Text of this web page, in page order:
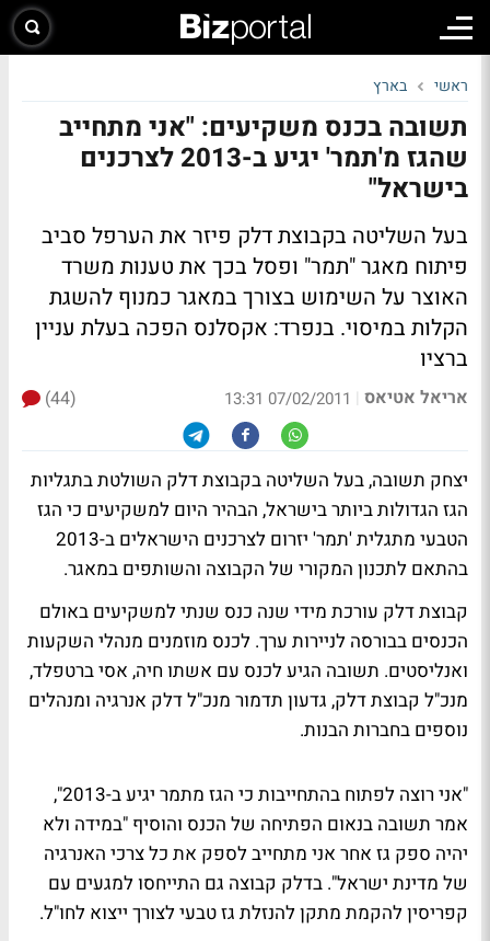
ראשי בארץ
תשובה בכנס משקיעים: "אני מתחייב
שהגז מ'תמר' יגיע ב-2013 לצרכנים
בישראל"
בעל השליטה בקבוצת דלק פיזר את הערפל סביב
פיתוח מאגר "תמר" ופסל בכך את טענות משרד
האוצר על השימוש בצורך במאגר כמנוף להשגת
הקלות במיסוי. בנפרד: אקסלנס הפכה בעלת עניין
ברציו
אריאל אטיאס |
07/02/2011 13:31
(44)
יצחק תשובה, בעל השליטה בקבוצת דלק השולטת בתגליות
הגז הגדולות ביותר בישראל, הבהיר היום למשקיעים כי הגז
הטבעי מתגלית 'תמר' יזרום לצרכנים הישראלים ב-2013
בהתאם לתכנון המקורי של הקבוצה והשותפים במאגר.
קבוצת דלק עורכת מידי שנה כנס שנתי למשקיעים באולם
הכנסים בבורסה לניירות ערך. לכנס מוזמנים מנהלי השקעות
ואנליסטים. תשובה הגיע לכנס עם אשתו חיה, אסי ברטפלד,
מנכ"ל קבוצת דלק, גדעון תדמור מנכ"ל דלק אנרגיה ומנהלים
נוספים בחברות הבנות.
"אני רוצה לפתוח בהתחייבות כי הגז מתמר יגיע ב-2013",
אמר תשובה בנאום הפתיחה של הכנס והוסיף "במידה ולא
יהיה ספק גז אחר אני מתחייב לספק את כל צרכי האנרגיה
של מדינת ישראל". בדלק קבוצה גם התייחסו למגעים עם
קפריסין להקמת מתקן להנזלת גז טבעי לצורך ייצוא לחו"ל.